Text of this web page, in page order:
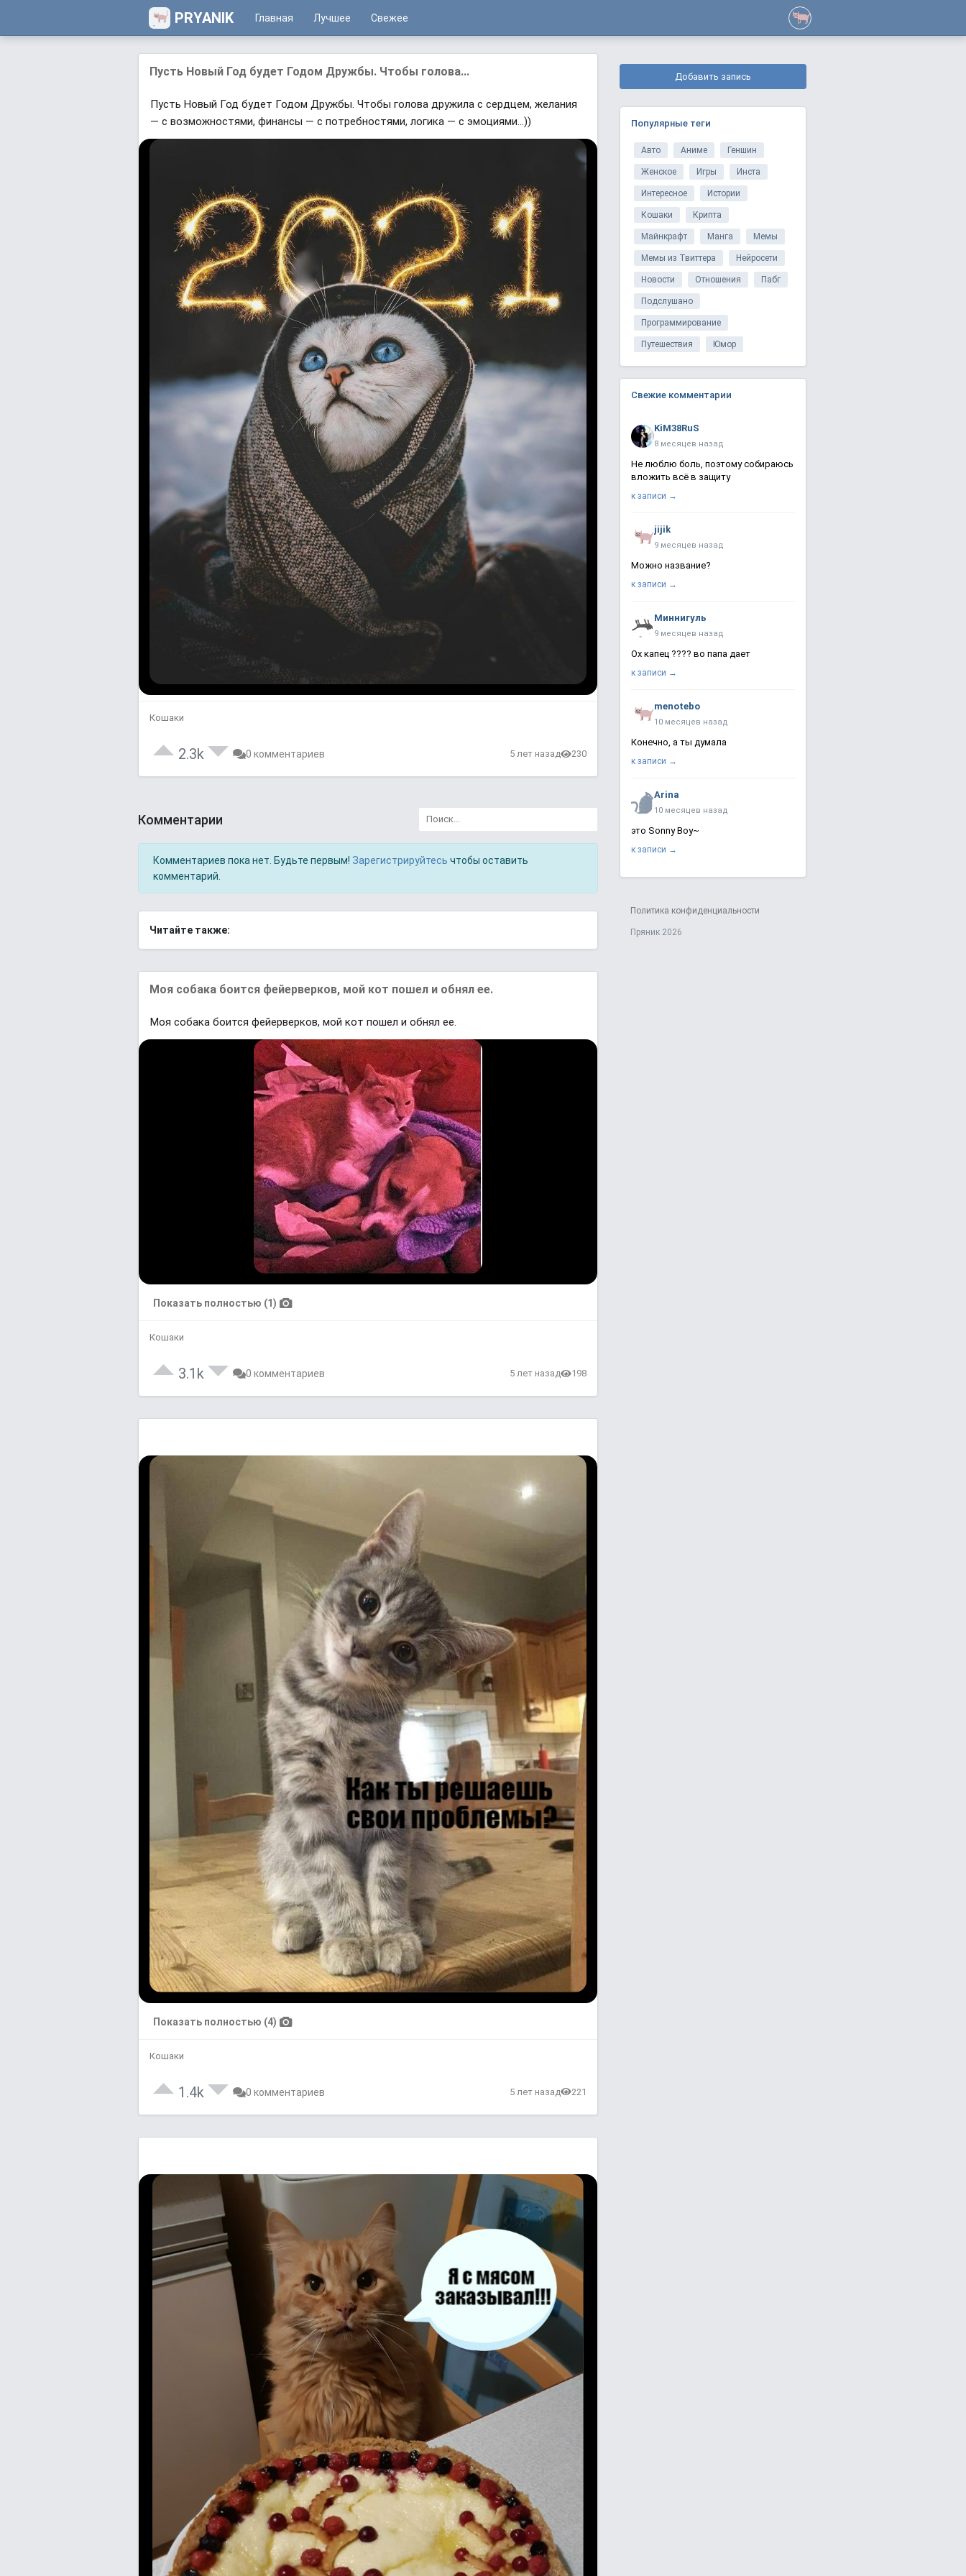
PRYANIK Главная Лучшее Свежее
Пусть Новый Год будет Годом Дружбы. Чтобы голова...
Пусть Новый Год будет Годом Дружбы. Чтобы голова дружила с сердцем, желания
— с возможностями, финансы — с потребностями, логика — с эмоциями...))
Кошаки
2.3k 0 комментариев 5 лет назад 230
Комментарии
Комментариев пока нет. Будьте первым! Зарегистрируйтесь чтобы оставить
комментарий.
Читайте также:
Моя собака боится фейерверков, мой кот пошел и обнял ее.
Моя собака боится фейерверков, мой кот пошел и обнял ее.
Показать полностью (1)
Кошаки
3.1k 0 комментариев 5 лет назад 198
Показать полностью (4)
Кошаки
1.4k 0 комментариев 5 лет назад 221
Добавить запись
Популярные теги
Авто Аниме Геншин
Женское Игры Инста
Интересное Истории
Кошаки Крипта
Майнкрафт Манга Мемы
Мемы из Твиттера Нейросети
Новости Отношения Пабг
Подслушано
Программирование
Путешествия Юмор
Свежие комментарии
KiM38RuS
8 месяцев назад
Не люблю боль, поэтому собираюсь
вложить всё в защиту
к записи →
jijik
9 месяцев назад
Можно название?
к записи →
Миннигуль
9 месяцев назад
Ох капец ???? во папа дает
к записи →
menotebo
10 месяцев назад
Конечно, а ты думала
к записи →
Arina
10 месяцев назад
это Sonny Boy~
к записи →
Политика конфиденциальности
Пряник 2026